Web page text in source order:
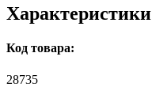
Характеристики
Код товара:
28735